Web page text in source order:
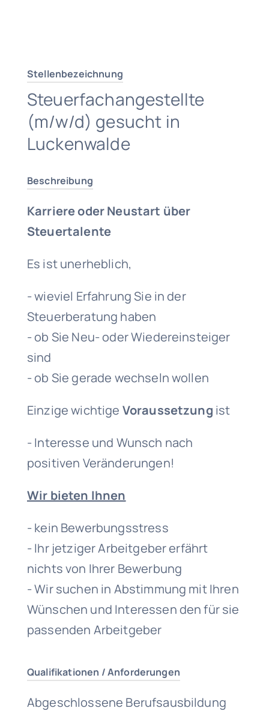
Stellenbezeichnung
Steuerfachangestellte
(m/w/d) gesucht in
Luckenwalde
Beschreibung
Karriere oder Neustart über
Steuertalente
Es ist unerheblich,
- wieviel Erfahrung Sie in der
Steuerberatung haben
- ob Sie Neu- oder Wiedereinsteiger
sind
- ob Sie gerade wechseln wollen
Einzige wichtige Voraussetzung ist
- Interesse und Wunsch nach
positiven Veränderungen!
Wir bieten Ihnen
- kein Bewerbungsstress
- Ihr jetziger Arbeitgeber erfährt
nichts von Ihrer Bewerbung
- Wir suchen in Abstimmung mit Ihren
Wünschen und Interessen den für sie
passenden Arbeitgeber
Qualifikationen / Anforderungen
Abgeschlossene Berufsausbildung